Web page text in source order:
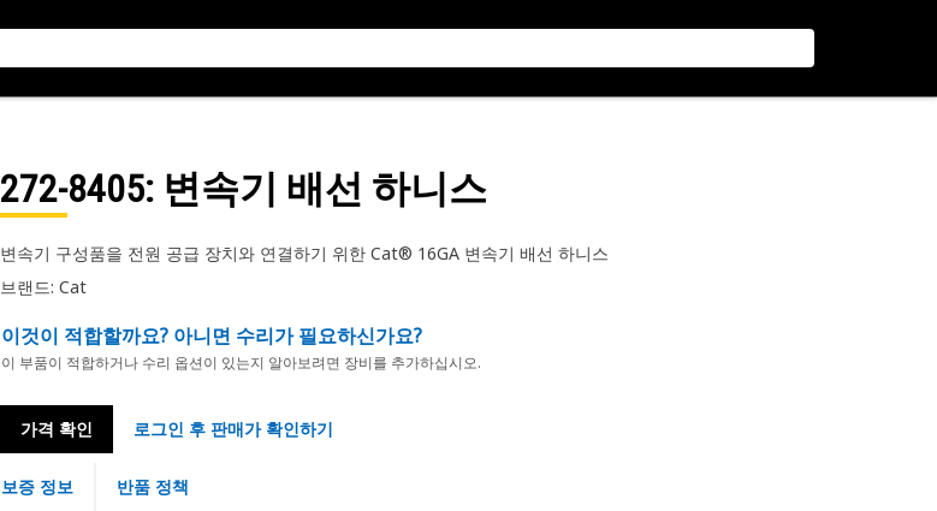
272-8405: 변속기 배선 하니스
변속기 구성품을 전원 공급 장치와 연결하기 위한 Cat® 16GA 변속기 배선 하니스
브랜드: Cat
이것이 적합할까요? 아니면 수리가 필요하신가요?
이 부품이 적합하거나 수리 옵션이 있는지 알아보려면 장비를 추가하십시오.
가격 확인 로그인 후 판매가 확인하기
보증 정보 반품 정책